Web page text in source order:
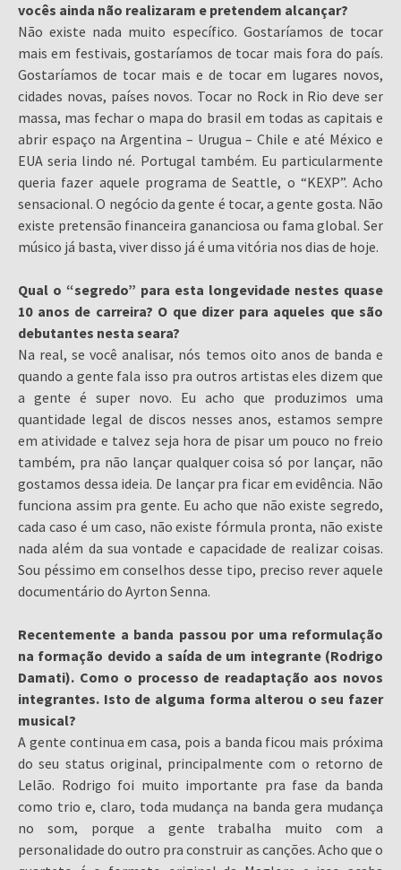
vocês ainda não realizaram e pretendem alcançar?
Não existe nada muito específico. Gostaríamos de tocar
mais em festivais, gostaríamos de tocar mais fora do país.
Gostaríamos de tocar mais e de tocar em lugares novos,
cidades novas, países novos. Tocar no Rock in Rio deve ser
massa, mas fechar o mapa do brasil em todas as capitais e
abrir espaço na Argentina – Urugua – Chile e até México e
EUA seria lindo né. Portugal também. Eu particularmente
queria fazer aquele programa de Seattle, o “KEXP”. Acho
sensacional. O negócio da gente é tocar, a gente gosta. Não
existe pretensão financeira gananciosa ou fama global. Ser
músico já basta, viver disso já é uma vitória nos dias de hoje.
Qual o “segredo” para esta longevidade nestes quase
10 anos de carreira? O que dizer para aqueles que são
debutantes nesta seara?
Na real, se você analisar, nós temos oito anos de banda e
quando a gente fala isso pra outros artistas eles dizem que
a gente é super novo. Eu acho que produzimos uma
quantidade legal de discos nesses anos, estamos sempre
em atividade e talvez seja hora de pisar um pouco no freio
também, pra não lançar qualquer coisa só por lançar, não
gostamos dessa ideia. De lançar pra ficar em evidência. Não
funciona assim pra gente. Eu acho que não existe segredo,
cada caso é um caso, não existe fórmula pronta, não existe
nada além da sua vontade e capacidade de realizar coisas.
Sou péssimo em conselhos desse tipo, preciso rever aquele
documentário do Ayrton Senna.
Recentemente a banda passou por uma reformulação
na formação devido a saída de um integrante (Rodrigo
Damati). Como o processo de readaptação aos novos
integrantes. Isto de alguma forma alterou o seu fazer
musical?
A gente continua em casa, pois a banda ficou mais próxima
do seu status original, principalmente com o retorno de
Lelão. Rodrigo foi muito importante pra fase da banda
como trio e, claro, toda mudança na banda gera mudança
no som, porque a gente trabalha muito com a
personalidade do outro pra construir as canções. Acho que o